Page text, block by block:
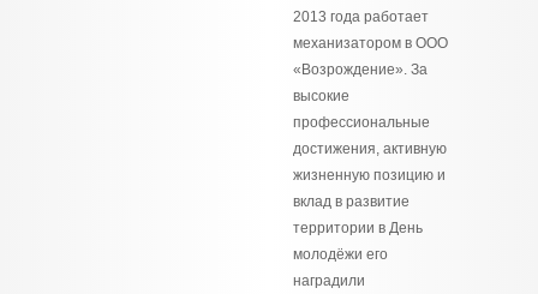
2013 года работает
механизатором в ООО
«Возрождение». За
высокие
профессиональные
достижения, активную
жизненную позицию и
вклад в развитие
территории в День
молодёжи его
наградили